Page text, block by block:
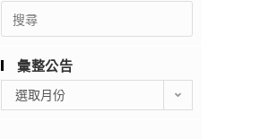
Search
for:
彙整公告
整
選取月份